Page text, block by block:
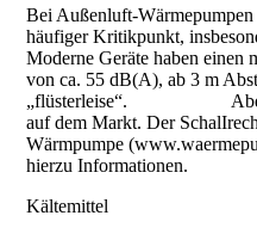
Bei Außenluft-
häufiger Kritikpunkt,
Moderne Geräte haben einen
von ca. 55 dB(A), ab 3 m
„flüsterleise“. Aber es
auf dem Markt. Der
Wärmpumpe
hierzu Informationen.
Kältemittel